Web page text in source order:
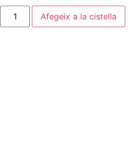
Afegeix a la cistella